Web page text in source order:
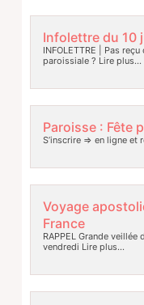
Infolettre du 10
INFOLETTRE | Pas
paroissiale ? Lire plus…
Paroisse : Fête
S’inscrire => en ligne
Voyage
France
RAPPEL Grande veillée
vendredi Lire plus…